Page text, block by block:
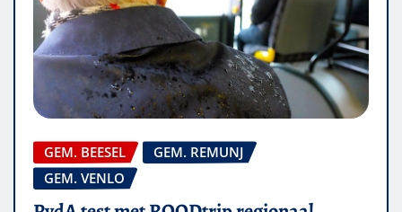
GEM. BEESEL
GEM. REMUNJ
GEM. VENLO